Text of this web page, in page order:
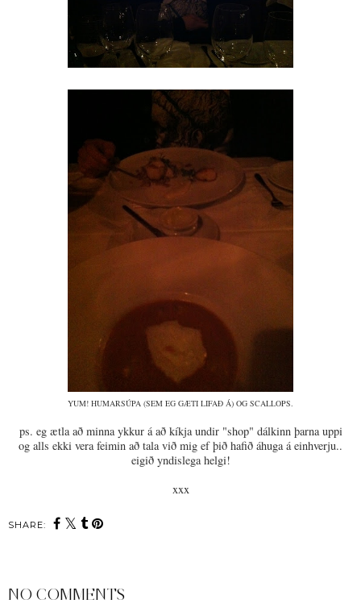
YUM! HUMARSÚPA (SEM EG GÆTI LIFAÐ Á) OG SCALLOPS.
ps. eg ætla að minna ykkur á að kíkja undir "shop" dálkinn þarna uppi
og alls ekki vera feimin að tala við mig ef þið hafið áhuga á einhverju..
eigið yndislega helgi!
xxx
SHARE:
NO COMMENTS